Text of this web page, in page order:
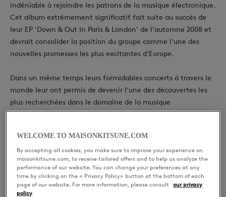
indéniable à rejoindre les patrons de la musique électronique.
Cet album extrêmement significatif fait suite au succès de
leur EP 'Down & Out In Paris & London' de l'automne 2008 et
devrait consolider la position du groupe comme l'une des
nouvelles promesses les plus excitantes d'Europe.
Dans un même temps leurs formidables concerts à travers le
monde leur ont permis de devenir l'une des découvertes les
plus recherchées dans le domaine de la musique
électronique, le groupe jouissant de réactions euphoriques
DERNIÈRES RELEASES
WELCOME TO MAISONKITSUNE.COM
By accepting all cookies, you make sure to improve your experience on
maisonkitsune.com, to receive tailored offers and to help us analyze the
performance of our website. You can change your preferences at any
time by clicking on the « Privacy Policy» button at the bottom of each
page of our website. For more information, please consult
our privacy
policy